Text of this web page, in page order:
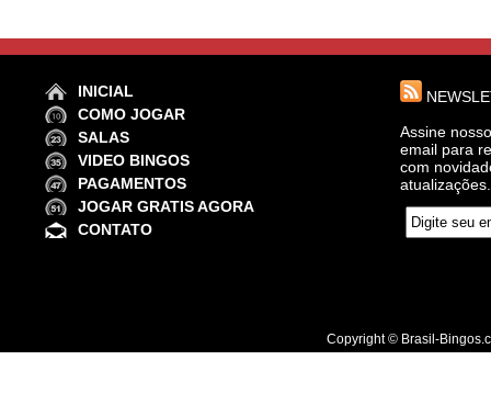
INICIAL
COMO JOGAR
SALAS
VIDEO BINGOS
PAGAMENTOS
JOGAR GRATIS AGORA
CONTATO
Assine
email para
com
atualizações.
Copyright © Brasil-Bingos.com